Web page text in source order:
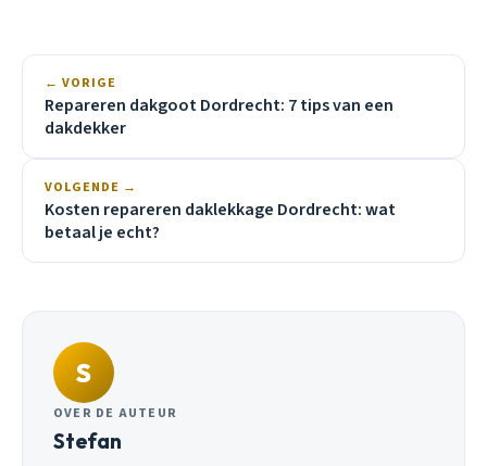
← VORIGE
Repareren dakgoot Dordrecht: 7 tips van een
dakdekker
VOLGENDE →
Kosten repareren daklekkage Dordrecht: wat
betaal je echt?
S
OVER DE AUTEUR
Stefan